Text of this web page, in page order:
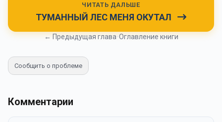
ЧИТАТЬ ДАЛЬШЕ
ТУМАННЫЙ ЛЕС МЕНЯ ОКУТАЛ
← Предыдущая глава Оглавление книги
Сообщить о проблеме
Комментарии